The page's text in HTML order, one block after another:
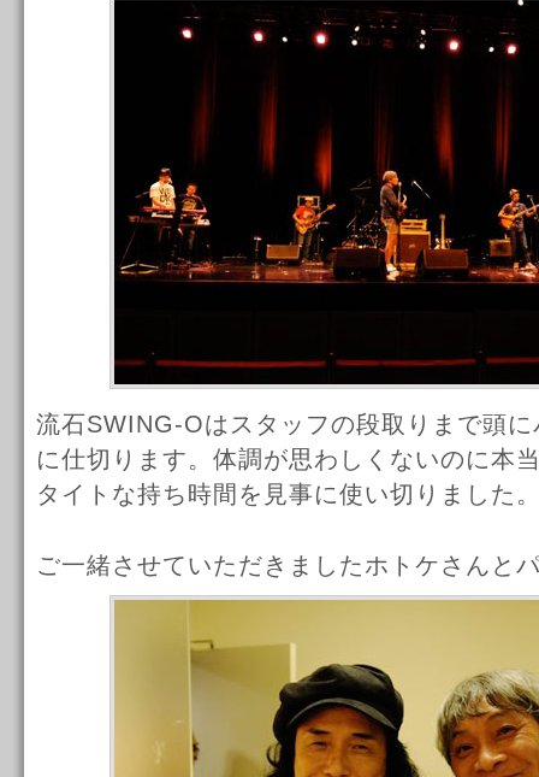
流石SWING-Oはスタッフの段取りまで頭
に仕切ります。体調が思わしくないのに本
タイトな持ち時間を見事に使い切りました
ご一緒させていただきましたホトケさんと